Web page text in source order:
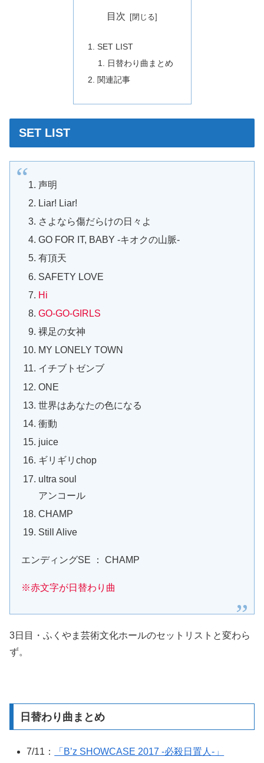
目次
SET LIST
日替わり曲まとめ
関連記事
SET LIST
声明
Liar! Liar!
さよなら傷だらけの日々よ
GO FOR IT, BABY -キオクの山脈-
有頂天
SAFETY LOVE
Hi
GO-GO-GIRLS
裸足の女神
MY LONELY TOWN
イチブトゼンブ
ONE
世界はあなたの色になる
衝動
juice
ギリギリchop
ultra soul
アンコール
CHAMP
Still Alive
エンディングSE ： CHAMP
※赤文字が日替わり曲
3日目・ふくやま芸術文化ホールのセットリストと変わら
ず。
日替わり曲まとめ
7/11：
「B’z SHOWCASE 2017 -必殺日置人-」